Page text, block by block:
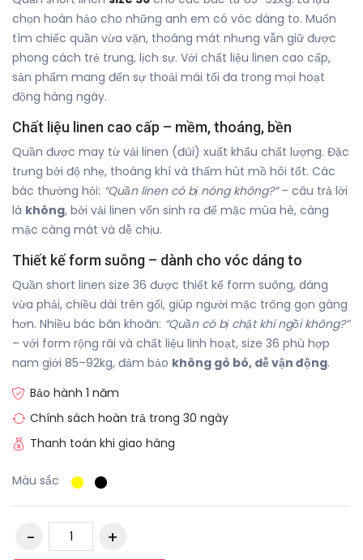
chọn hoàn hảo cho những anh em có vóc dáng to. Muốn
tìm chiếc quần vừa vặn, thoáng mát nhưng vẫn giữ được
phong cách trẻ trung, lịch sự. Với chất liệu linen cao cấp,
sản phẩm mang đến sự thoải mái tối đa trong mọi hoạt
động hàng ngày.
Chất liệu linen cao cấp – mềm, thoáng, bền
Quần được may từ vải linen (đũi) xuất khẩu chất lượng. Đặc
trưng bởi độ nhẹ, thoáng khí và thấm hút mồ hôi tốt. Các
bác thường hỏi: “Quần linen có bị nóng không?”– câu trả lời
là không, bởi vải linen vốn sinh ra để mặc mùa hè, càng
mặc càng mát và dễ chịu.
Thiết kế form suông – dành cho vóc dáng to
Quần short linen size 36 được thiết kế form suông, dáng
vừa phải, chiều dài trên gối, giúp người mặc trông gọn gàng
hơn. Nhiều bác băn khoăn: “Quần có bị chật khi ngồi không?”
– với form rộng rãi và chất liệu linh hoạt, size 36 phù hợp
nam giới 85–92kg, đảm bảo không gò bó, dễ vận động.
Bảo hành 1 năm
Chính sách hoàn trả trong 30 ngày
Thanh toán khi giao hàng
Màu sắc